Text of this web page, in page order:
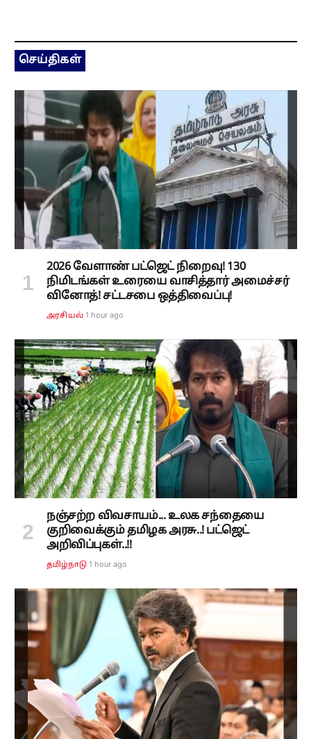
செய்திகள்
2026 வேளாண் பட்ஜெட் நிறைவு! 130
நிமிடங்கள் உரையை வாசித்தார் அமைச்சர்
வினோத்! சட்டசபை ஒத்திவைப்பு!
அரசியல் 1 hour ago
நஞ்சற்ற விவசாயம்... உலக சந்தையை
குறிவைக்கும் தமிழக அரசு..! பட்ஜெட்
அறிவிப்புகள்..!!
தமிழ்நாடு 1 hour ago